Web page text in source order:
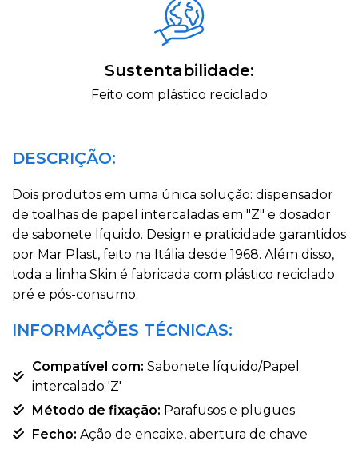
Sustentabilidade:
Feito com plástico reciclado
DESCRIÇÃO:
Dois produtos em uma única solução: dispensador
de toalhas de papel intercaladas em "Z" e dosador
de sabonete líquido. Design e praticidade garantidos
por Mar Plast, feito na Itália desde 1968. Além disso,
toda a linha Skin é fabricada com plástico reciclado
pré e pós-consumo.
INFORMAÇÕES TÉCNICAS:
Compatível com: Sabonete líquido/Papel
intercalado 'Z'
Método de fixação: Parafusos e plugues
Fecho: Ação de encaixe, abertura de chave